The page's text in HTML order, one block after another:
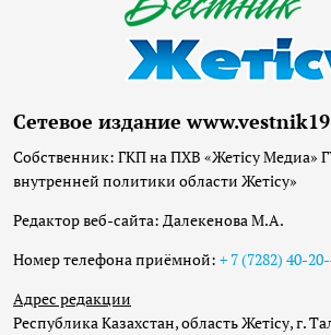
Сетевое издание
Собственник: ГКП на ПХВ «Жетісу Медиа»
внутренней политики области Жетісу»
Редактор веб-сайта: Далекенова М.А.
Номер телефона приёмной: + 7 (7282) 40-
Адрес редакции
Республика Казахстан, область Жетісу, г.